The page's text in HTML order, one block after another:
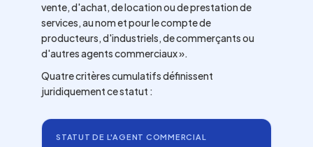
vente, d'achat, de location ou de prestation de
services, au nom et pour le compte de
producteurs, d'industriels, de commerçants ou
d'autres agents commerciaux ».
Quatre critères cumulatifs définissent
juridiquement ce statut :
STATUT DE L'AGENT COMMERCIAL